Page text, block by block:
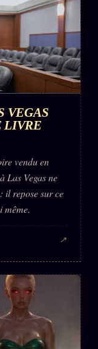
VEGAS
LIVRE
vendu en
Las Vegas ne
il repose sur ce
même.
↗